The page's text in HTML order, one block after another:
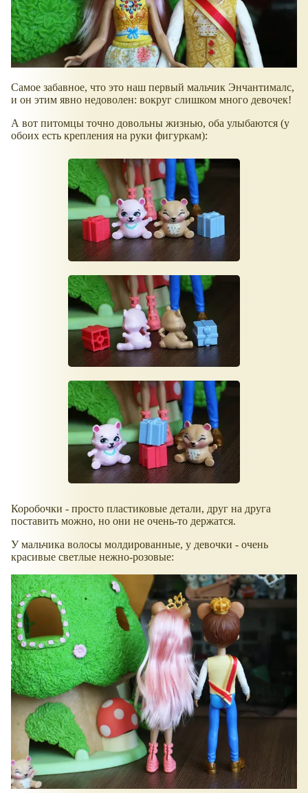
Самое забавное, что это наш первый мальчик Энчантималс,
и он этим явно недоволен: вокруг слишком много девочек!
А вот питомцы точно довольны жизнью, оба улыбаются (у
обоих есть крепления на руки фигуркам):
Коробочки - просто пластиковые детали, друг на друга
поставить можно, но они не очень-то держатся.
У мальчика волосы молдированные, у девочки - очень
красивые светлые нежно-розовые: